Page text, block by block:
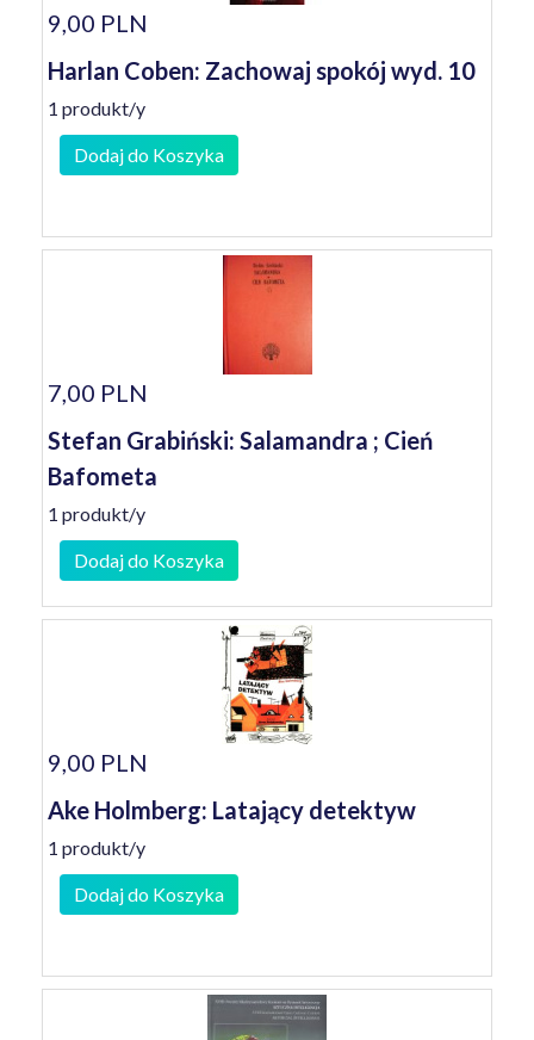
9,00 PLN
Harlan Coben: Zachowaj spokój wyd. 10
1 produkt/y
Dodaj do Koszyka
7,00 PLN
Stefan Grabiński: Salamandra ; Cień
Bafometa
1 produkt/y
Dodaj do Koszyka
9,00 PLN
Ake Holmberg: Latający detektyw
1 produkt/y
Dodaj do Koszyka